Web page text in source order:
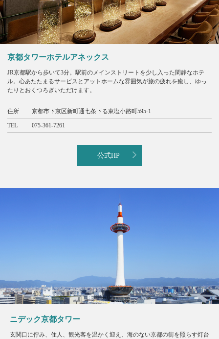
京都タワーホテルアネックス
JR京都駅から歩いて3分。駅前のメインストリートを少し入った閑静なホテ
ル。心あたたまるサービスとアットホームな雰囲気が旅の疲れを癒し、ゆっ
たりとおくつろぎいただけます。
住所 京都市下京区新町通七条下る東塩小路町595-1
TEL 075-361-7261
公式HP
ニデック京都タワー
玄関口に佇み、住人、観光客を温かく迎え、海のない京都の街を照らす灯台